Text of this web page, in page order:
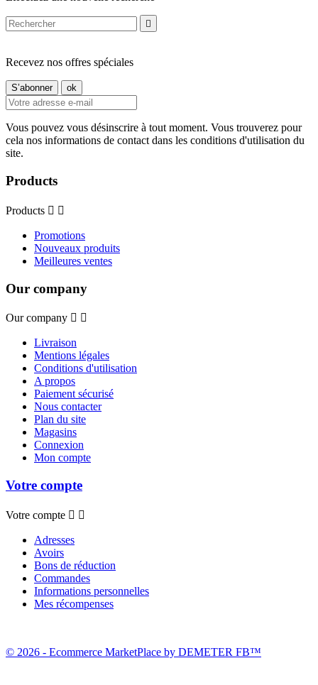

Recevez nos offres spéciales
Vous pouvez vous désinscrire à tout moment. Vous trouverez pour
cela nos informations de contact dans les conditions d'utilisation du
site.
Products
Products  
Promotions
Nouveaux produits
Meilleures ventes
Our company
Our company  
Livraison
Mentions légales
Conditions d'utilisation
A propos
Paiement sécurisé
Nous contacter
Plan du site
Magasins
Connexion
Mon compte
Votre compte
Votre compte  
Adresses
Avoirs
Bons de réduction
Commandes
Informations personnelles
Mes récompenses
© 2026 - Ecommerce MarketPlace by DEMETER FB™